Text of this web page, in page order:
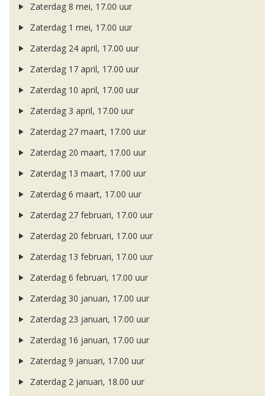
Zaterdag 8 mei, 17.00 uur
Zaterdag 1 mei, 17.00 uur
Zaterdag 24 april, 17.00 uur
Zaterdag 17 april, 17.00 uur
Zaterdag 10 april, 17.00 uur
Zaterdag 3 april, 17.00 uur
Zaterdag 27 maart, 17.00 uur
Zaterdag 20 maart, 17.00 uur
Zaterdag 13 maart, 17.00 uur
Zaterdag 6 maart, 17.00 uur
Zaterdag 27 februari, 17.00 uur
Zaterdag 20 februari, 17.00 uur
Zaterdag 13 februari, 17.00 uur
Zaterdag 6 februari, 17.00 uur
Zaterdag 30 januari, 17.00 uur
Zaterdag 23 januari, 17.00 uur
Zaterdag 16 januari, 17.00 uur
Zaterdag 9 januari, 17.00 uur
Zaterdag 2 januari, 18.00 uur